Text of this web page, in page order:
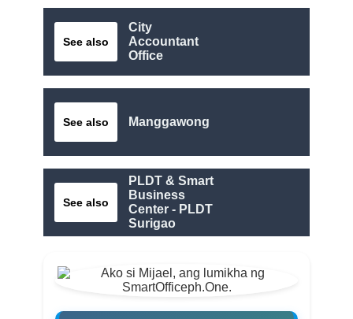
See also
City
Accountant
Office
See also Manggawong
See also
PLDT & Smart
Business
Center - PLDT
Surigao